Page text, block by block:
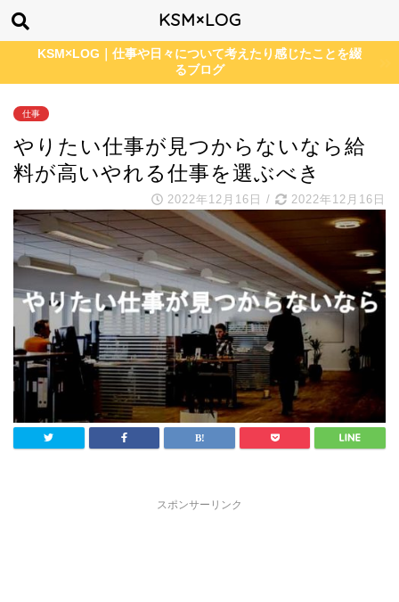
KSM×LOG
KSM×LOG｜仕事や日々について考えたり感じたことを綴
るブログ
仕事
やりたい仕事が見つからないなら給
料が高いやれる仕事を選ぶべき
2022年12月16日 / 2022年12月16日
スポンサーリンク